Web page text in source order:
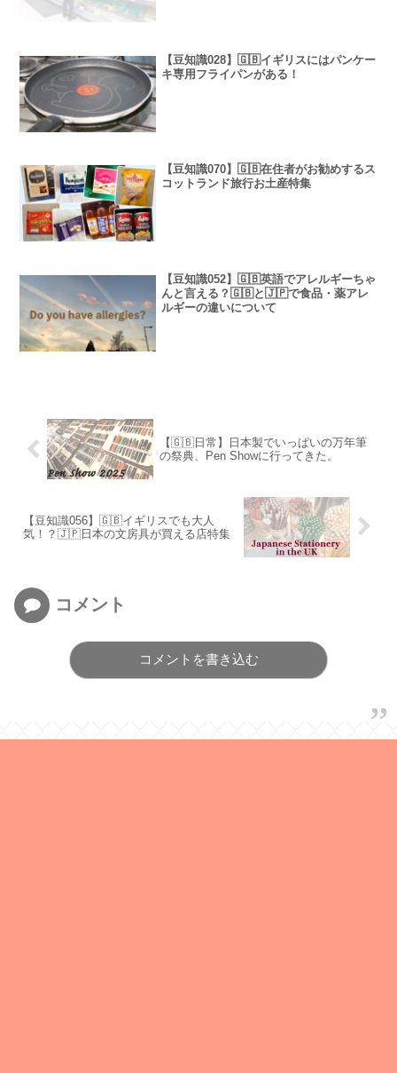
【豆知識028】🇬🇧イギリスにはパンケー
キ専用フライパンがある！
【豆知識070】🇬🇧在住者がお勧めするス
コットランド旅行お土産特集
【豆知識052】🇬🇧英語でアレルギーちゃ
んと言える？🇬🇧と🇯🇵で食品・薬アレ
ルギーの違いについて
【🇬🇧日常】日本製でいっぱいの万年筆
の祭典、Pen Showに行ってきた。
【豆知識056】🇬🇧イギリスでも大人
気！？🇯🇵日本の文房具が買える店特集
コメント
コメントを書き込む